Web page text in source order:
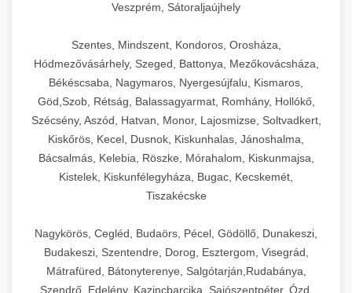
Veszprém, Sátoraljaújhely
Szentes, Mindszent, Kondoros, Orosháza,
Hódmezővásárhely, Szeged, Battonya, Mezőkovácsháza,
Békéscsaba, Nagymaros, Nyergesújfalu, Kismaros,
Göd,Szob, Rétság, Balassagyarmat, Romhány, Hollókő,
Szécsény, Aszód, Hatvan, Monor, Lajosmizse, Soltvadkert,
Kiskőrös, Kecel, Dusnok, Kiskunhalas, Jánoshalma,
Bácsalmás, Kelebia, Röszke, Mórahalom, Kiskunmajsa,
Kistelek, Kiskunfélegyháza, Bugac, Kecskemét,
Tiszakécske
Nagykörös, Cegléd, Budaörs, Pécel, Gödöllő, Dunakeszi,
Budakeszi, Szentendre, Dorog, Esztergom, Visegrád,
Mátrafüred, Bátonyterenye, Salgótarján,Rudabánya,
Szendrő, Edelény, Kazincbarcika, Sajószentpéter, Ózd,